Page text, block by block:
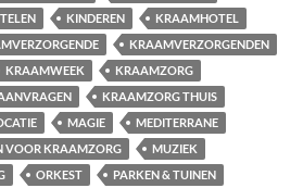
KINDEREN
KRAAMHOTEL
KRAAMVERZORGENDEN
KRAAMWEEK
KRAAMZORG
KRAAMZORG THUIS
MAGIE
MEDITERRANE
VOOR KRAAMZORG
MUZIEK
ORKEST
PARKEN & TUINEN